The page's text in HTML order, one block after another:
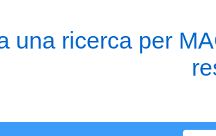
una ricerca per